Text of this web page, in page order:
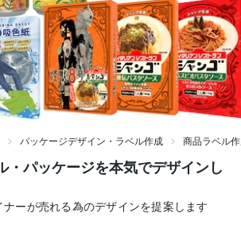
パッケージデザイン・ラベル作成 商品ラベル
・パッケージを本気でデザインし
ーが売れる為のデザインを提案します